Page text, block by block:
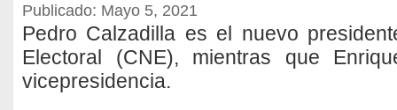
Publicado: Mayo 5, 2021
Pedro Calzadilla es el nuevo
Electoral (CNE), mientras que
vicepresidencia.